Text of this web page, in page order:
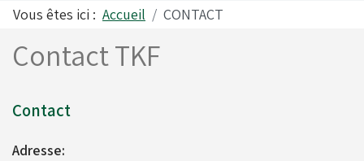
Vous êtes ici : Accueil CONTACT
Contact TKF
Contact
Adresse:
Carrosseries
Freins
Visserie - Boulonnerie